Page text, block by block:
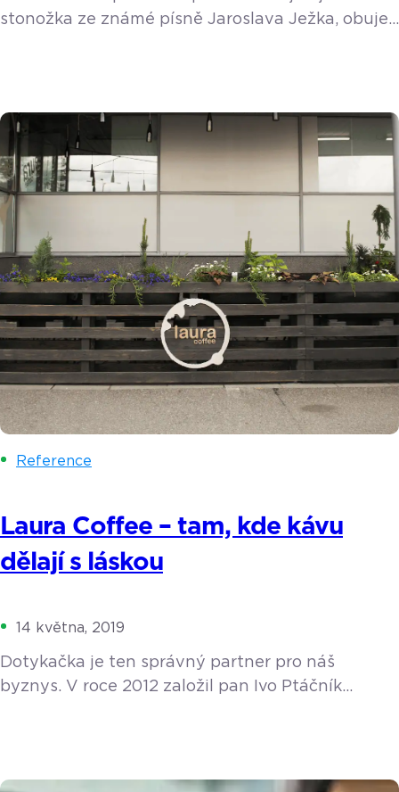
stonožka ze známé písně Jaroslava Ježka, obuje
Proč zvolila zrovna ponožky? Je to konec konců
praktické zboží, které bude každý vždy
potřebovat. Kromě ponožek ale můžete nakoupit
i pyžama, spodní prádlo, punčochy, čepičky […]
Reference
Laura Coffee – tam, kde kávu
dělají s láskou
14 května, 2019
Dotykačka je ten správný partner pro náš
byznys. V roce 2012 založil pan Ivo Ptáčník
surovinami a na šetrnost k životnímu prostředí.